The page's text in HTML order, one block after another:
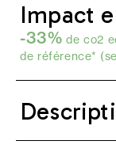
Impact
-33% de co2
de référence*